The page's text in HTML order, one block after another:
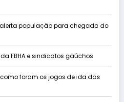
população para chegada do
da FBHA e sindicatos gaúchos
foram os jogos de ida das